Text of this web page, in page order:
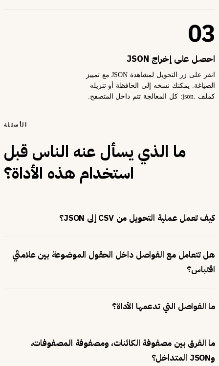
03
احصل على إخراج JSON
انقر على زر التحويل لمشاهدة JSON مع تمييز
الصياغة. يمكنك نسخه إلى الحافظة أو تنزيله
كملف .json: كل المعالجة تتم داخل المتصفح.
الأسئلة
ما الذي يسأل عنه الناس قبل
استخدام هذه الأداة؟
كيف تعمل عملية التحويل من CSV إلى JSON؟
هل تتعامل مع الفواصل داخل الحقول الموضوعة بين علامتَي
اقتباس؟
ما الفواصل التي تدعمها الأداة؟
ما الفرق بين مصفوفة الكائنات، ومصفوفة المصفوفات،
وJSON المتداخل؟